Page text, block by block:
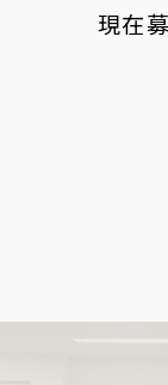
現在